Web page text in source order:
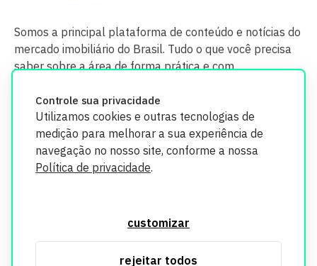
Controle sua privacidade
Utilizamos cookies e outras tecnologias de
medição para melhorar a sua experiência de
navegação no nosso site, conforme a nossa
Política de privacidade.
customizar
rejeitar todos
Somos a principal plataforma de conteúdo e notícias do
mercado imobiliário do Brasil. Tudo o que você precisa
saber sobre a área de forma prática e com
segurança. Todos os dados coletados em nosso site são
utilizados exclusivamente para fins de aprimoramento de
informações, consulte nossa Política de Privacidade.